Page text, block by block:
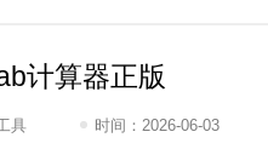
计算器正版
具 时间： 2026-06-03